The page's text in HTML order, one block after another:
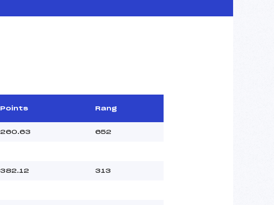
Points Rang
260.63 652
382.12 313